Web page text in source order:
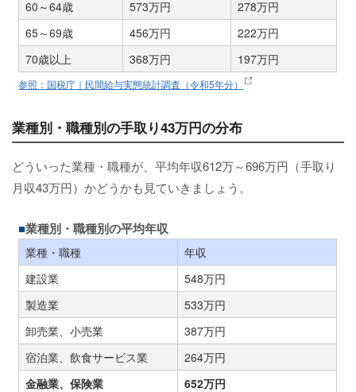
60～64歳 573万円
278万円
65～69歳
456万円
222万円
70歳以上
368万円 197万円
参照：国税庁｜民間給与実態統計調査（令和5年分）
業種別・職種別の手取り43万円の分布
どういった業種・職種が、平均年収612万～696万円（手取り
月収43万円）かどうかも見ていきましょう。
業種別・職種別の平均年収
業種・職種
年収
建設業
548万円
製造業
533万円
卸売業、小売業
387万円
宿泊業、飲食サービス業
264万円
金融業、保険業
652万円